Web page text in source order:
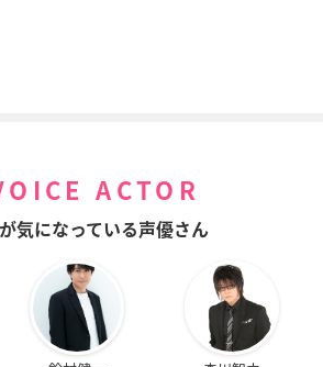
フレイヤACTOR
気になっている声優さん